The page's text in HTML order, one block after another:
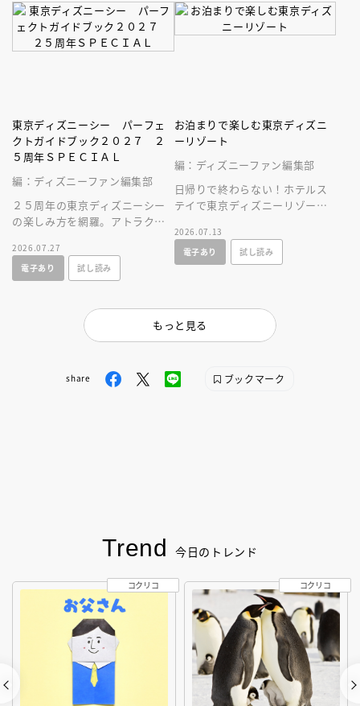
東京ディズニーシー パーフェ
クトガイドブック２０２７ ２
５周年ＳＰＥＣＩＡＬ
編：ディズニーファン編集部
２５周年の東京ディズニーシー
の楽しみ方を網羅。アトラクシ
ョップ情報に加え、使いやすい
マップつき！
2026.07.27
電子あり
試し読み
お泊まりで楽しむ東京ディズニ
ーリゾート
編：ディズニーファン編集部
日帰りで終わらない！ホテルス
テイで東京ディズニーリゾート
冊が新登場！
2026.07.13
電子あり
試し読み
もっと見る
share ブックマーク
Trend 今日のトレンド
コクリコ コクリコ